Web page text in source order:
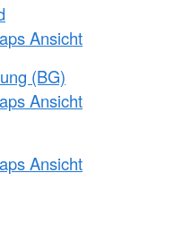
Ansicht
(BG)
Ansicht
Ansicht